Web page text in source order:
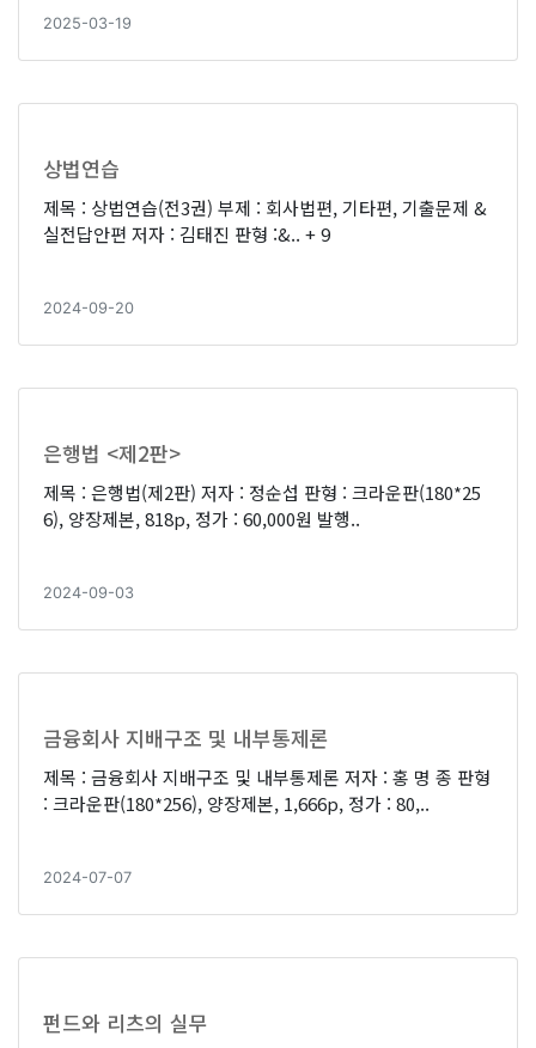
2025-03-19
상법연습
제목 : 상법연습(전3권) 부제 : 회사법편, 기타편, 기출문제 &
실전답안편 저자 : 김태진 판형 :&.. + 9
2024-09-20
은행법 <제2판>
제목 : 은행법(제2판) 저자 : 정순섭 판형 : 크라운판(180*25
6), 양장제본, 818p, 정가 : 60,000원 발행..
2024-09-03
금융회사 지배구조 및 내부통제론
제목 : 금융회사 지배구조 및 내부통제론 저자 : 홍 명 종 판형
: 크라운판(180*256), 양장제본, 1,666p, 정가 : 80,..
2024-07-07
펀드와 리츠의 실무